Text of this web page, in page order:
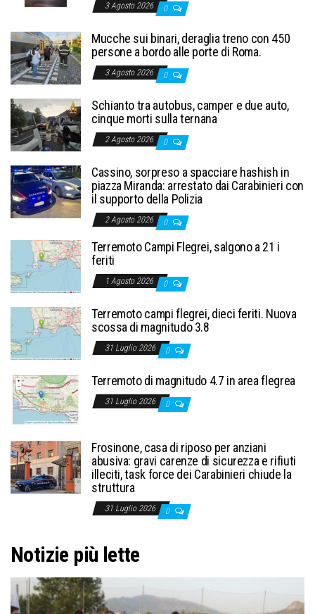
3 Agosto 2026 0
Mucche sui binari, deraglia treno con 450
persone a bordo alle porte di Roma.
3 Agosto 2026 0
Schianto tra autobus, camper e due auto,
cinque morti sulla ternana
2 Agosto 2026 0
Cassino, sorpreso a spacciare hashish in
piazza Miranda: arrestato dai Carabinieri con
il supporto della Polizia
2 Agosto 2026 0
Terremoto Campi Flegrei, salgono a 21 i
feriti
1 Agosto 2026 0
Terremoto campi flegrei, dieci feriti. Nuova
scossa di magnitudo 3.8
31 Luglio 2026 0
Terremoto di magnitudo 4.7 in area flegrea
31 Luglio 2026 0
Frosinone, casa di riposo per anziani
abusiva: gravi carenze di sicurezza e rifiuti
illeciti, task force dei Carabinieri chiude la
struttura
31 Luglio 2026 0
Notizie più lette